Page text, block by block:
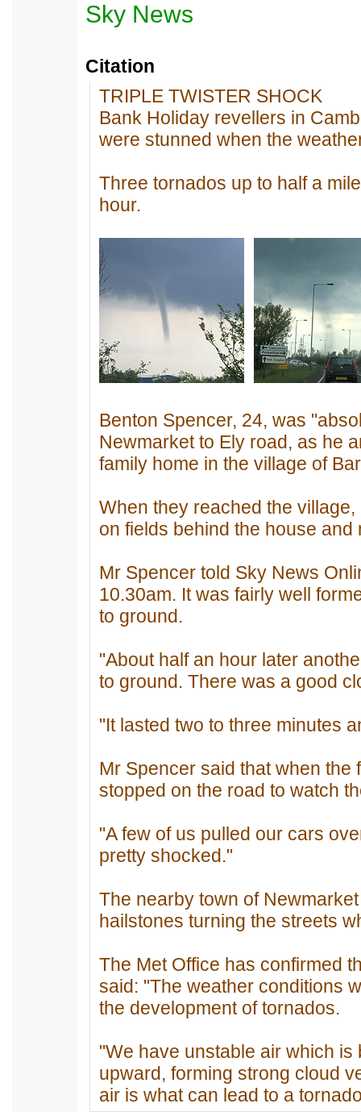
Sky News
Citation
TRIPLE TWISTER SHOCK
Bank Holiday revellers in
were stunned when the
Three tornados up to half a
hour.
Benton Spencer, 24, was
Newmarket to Ely road, as he
family home in the village of
When they reached the
on fields behind the house
Mr Spencer told Sky News
10.30am. It was fairly well
to ground.
"About half an hour later
to ground. There was a good
"It lasted two to three minutes
Mr Spencer said that when
stopped on the road to watch
"A few of us pulled our cars
pretty shocked."
The nearby town of
hailstones turning the streets
The Met Office has confirmed
said: "The weather conditions
the development of tornados.
"We have unstable air which
upward, forming strong cloud
air is what can lead to a